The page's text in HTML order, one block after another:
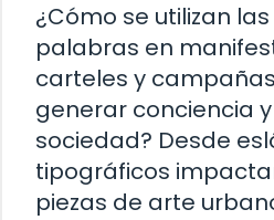
¿Cómo se utilizan
palabras en
carteles y
generar conciencia
sociedad? Desde
tipográficos
piezas de arte